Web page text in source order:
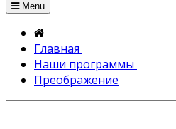
Menu
Главная
Наши программы
Преображение